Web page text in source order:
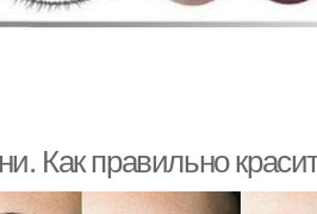
Как правильно